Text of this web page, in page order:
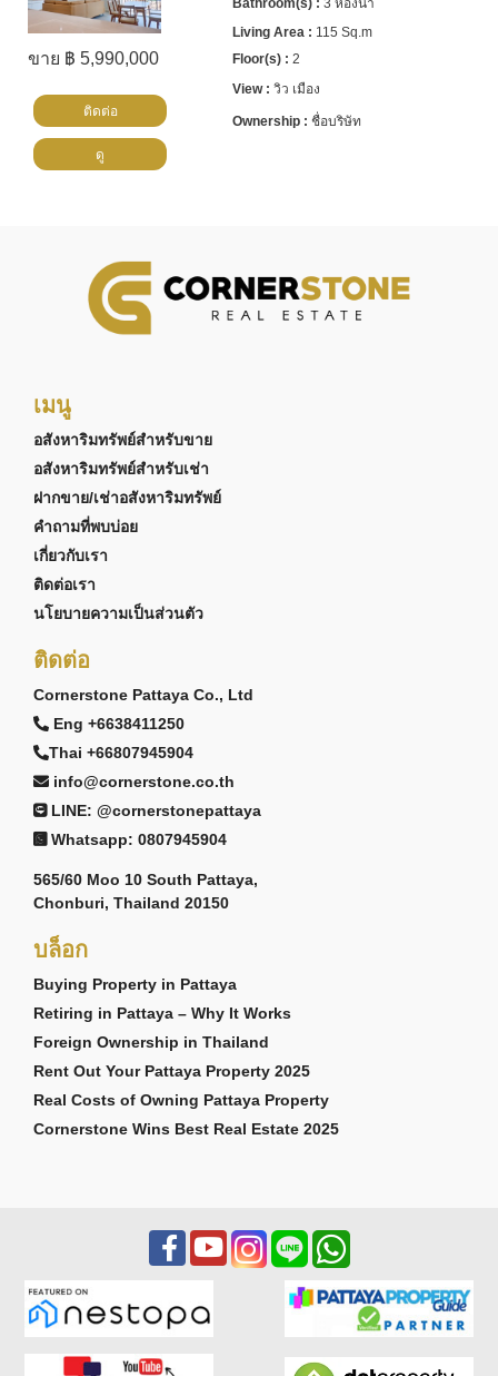
ขาย ฿ 5,990,000
3 ห้องน้ำ
115 Sq.m
2
วิว เมือง
ชื่อบริษัท
ติดต่อ
ดู
เมนู
อสังหาริมทรัพย์สำหรับขาย
อสังหาริมทรัพย์สำหรับเช่า
ฝากขาย/เช่าอสังหาริมทรัพย์
คำถามที่พบบ่อย
เกี่ยวกับเรา
ติดต่อเรา
นโยบายความเป็นส่วนตัว
ติดต่อ
Cornerstone Pattaya Co., Ltd
Eng +6638411250
Thai +66807945904
info@cornerstone.co.th
LINE: @cornerstonepattaya
Whatsapp: 0807945904
565/60 Moo 10 South Pattaya,
Chonburi, Thailand 20150
บล็อก
Buying Property in Pattaya
Retiring in Pattaya – Why It Works
Foreign Ownership in Thailand
Rent Out Your Pattaya Property 2025
Real Costs of Owning Pattaya Property
Cornerstone Wins Best Real Estate 2025